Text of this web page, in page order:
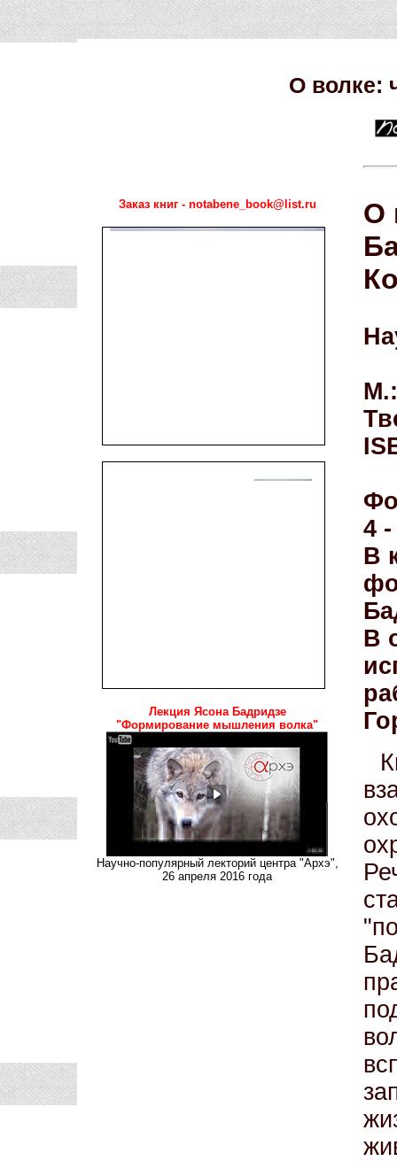
О волке:
Заказ книг - notabene_book@list.ru
Лекция Ясона Бадридзе
"Формирование мышления волка"
Научно-популярный лекторий центра "Архэ",
26 апреля 2016 года
О
4
В
В